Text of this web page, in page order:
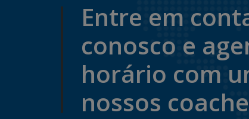
Entre em
conosco e
horário com
nossos